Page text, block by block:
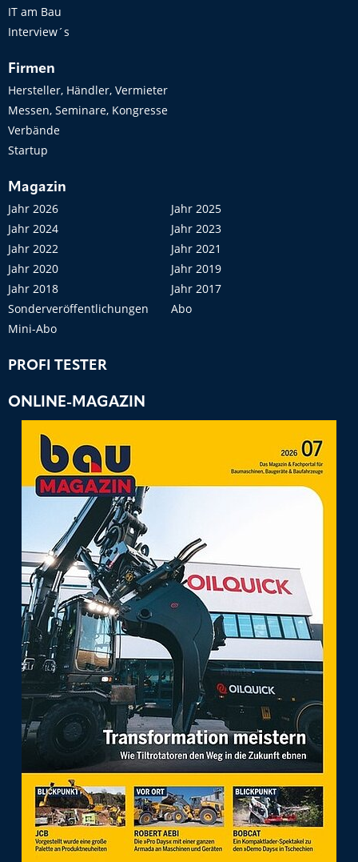
IT am Bau
Interview´s
Firmen
Hersteller, Händler, Vermieter
Messen, Seminare, Kongresse
Verbände
Startup
Magazin
Jahr 2026
Jahr 2025
Jahr 2024
Jahr 2023
Jahr 2022
Jahr 2021
Jahr 2020
Jahr 2019
Jahr 2018
Jahr 2017
Sonderveröffentlichungen
Abo
Mini-Abo
PROFI TESTER
ONLINE-MAGAZIN